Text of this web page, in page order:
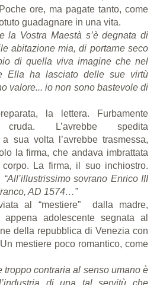
ore, ma pagate tanto, come
guadagnare in una vita.
la Vostra Maestà s’è degnata di
abitazione mia, di portarne seco
di quella viva imagine che nel
Ella ha lasciato delle sue virtù
valore... io non sono bastevole di
la lettera. Furbamente
L’avrebbe spedita
a sua volta l’avrebbe trasmessa,
la firma, che andava imbrattata
La firma, il suo inchiostro.
“All’illustrissimo sovrano Enrico III
AD 1574…”
al “mestiere” dalla madre,
appena adolescente segnata al
della repubblica di Venezia con
mestiere poco romantico, come
troppo contraria al senso umano è
di una tal servitù che